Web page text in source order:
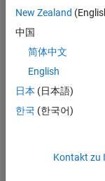
No
received
New Zealand
中国
简体中文
English
日本 (日本語)
한국 (한국어)
Kontakt zu